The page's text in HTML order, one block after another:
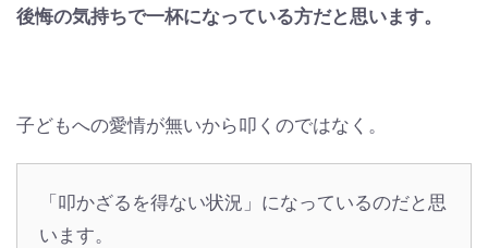
後悔の気持ちで一杯になっている方だと思います。
子どもへの愛情が無いから叩くのではなく。
「叩かざるを得ない状況」になっているのだと思
います。